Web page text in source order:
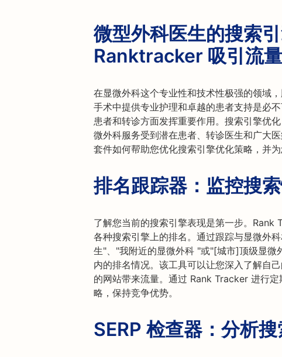
微型外科医生的搜索
Ranktracker 吸引流量
在显微外科这个专业性和技术性极强的领域
手术中提供专业护理和卓越的患者支持是必
患者和转诊方面发挥重要作用。搜索引擎优
微外科服务受到潜在患者、转诊医生和广大
套件如何帮助您优化搜索引擎优化策略，并
排名跟踪器：监控搜
了解您当前的搜索引擎表现是第一步。Rank
各种搜索引擎上的排名。通过跟踪与显微外
生"、"我附近的显微外科 "或"[城市]顶级显微
内的排名情况。该工具可以让您深入了解自
的网站带来流量。通过 Rank Tracker 进行
略，保持竞争优势。
SERP 检查器：分析